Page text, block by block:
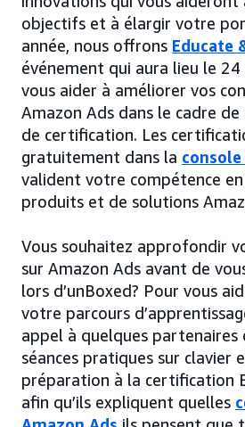
objectifs et à élargir votre
année, nous offrons Educate
événement qui aura lieu le
vous aider à améliorer vos
Amazon Ads dans le cadre
de certification. Les
gratuitement dans la console
valident votre compétence
produits et de solutions
Vous souhaitez approfondir
sur Amazon Ads avant de
lors d’unBoxed? Pour vous
votre parcours
appel à quelques partenaires
séances pratiques sur clavier
préparation à la certification
afin qu’ils expliquent quelles